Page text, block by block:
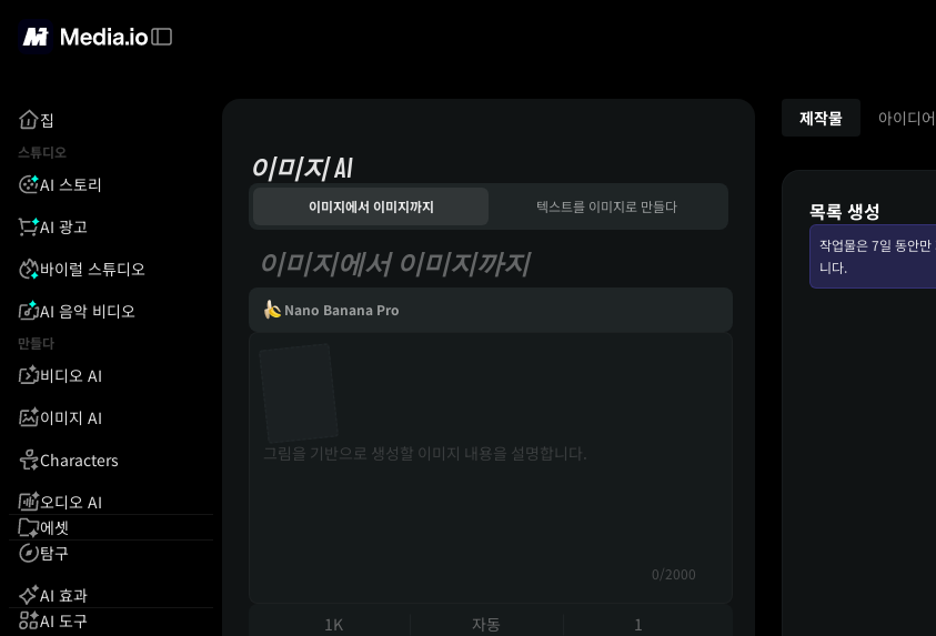
집
스튜디오
AI 스토리
AI 광고
바이럴 스튜디오
AI 음악 비디오
만들다
비디오 AI
이미지 AI
Characters
오디오 AI
에셋
탐구
AI 효과
AI 도구
이미지 AI
이미지에서 이미지까지 텍스트를 이미지로 만들다
이미지에서 이미지까지
Nano Banana Pro
0/2000
1K 자동
1
제작물 아이디
목록 생성
작업물은 7일 동안만
니다.